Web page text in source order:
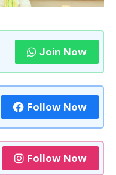
Join Now
Follow Now
Follow Now